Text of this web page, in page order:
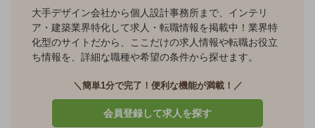
大手デザイン会社から個人設計事務所まで、インテリ
ア・建築業界特化して求人・転職情報を掲載中！業界特
化型のサイトだから、ここだけの求人情報や転職お役立
ち情報を、詳細な職種や希望の条件から探せます。
＼簡単1分で完了！便利な機能が満載！／
会員登録して求人を探す